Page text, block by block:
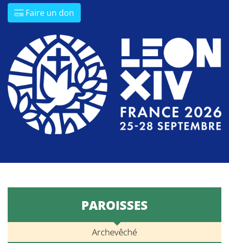
Faire un don
PAROISSES
Archevêché